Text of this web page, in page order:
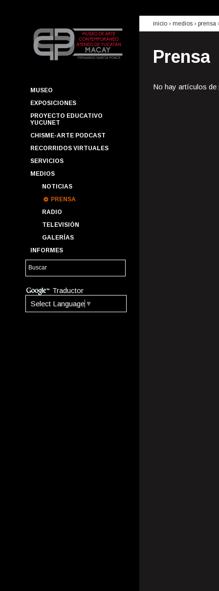
MUSEO
EXPOSICIONES
PROYECTO EDUCATIVO
YUCUNET
CHISME-ARTE PODCAST
RECORRIDOS VIRTUALES
SERVICIOS
MEDIOS
NOTICIAS
PRENSA
RADIO
TELEVISIÓN
GALERÍAS
INFORMES
Traductor
Select Language ▼
inicio › medios › prensa
Prensa
No hay artículos de